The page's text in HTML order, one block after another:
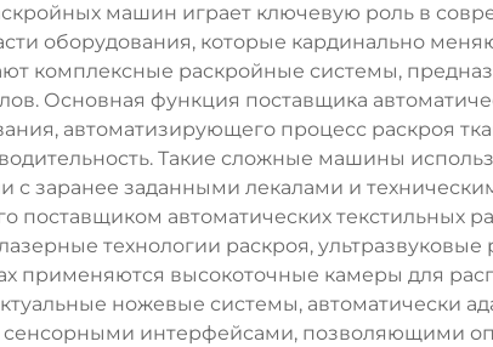
машин играет ключевую роль в
оборудования, которые кардинально
комплексные раскройные системы,
Основная функция поставщика
автоматизирующего процесс раскроя
Такие сложные машины
с заранее заданными лекалами и
поставщиком автоматических текстильных
технологии раскроя,
применяются высокоточные камеры для
ножевые системы, автоматически
интерфейсами, позволяющими